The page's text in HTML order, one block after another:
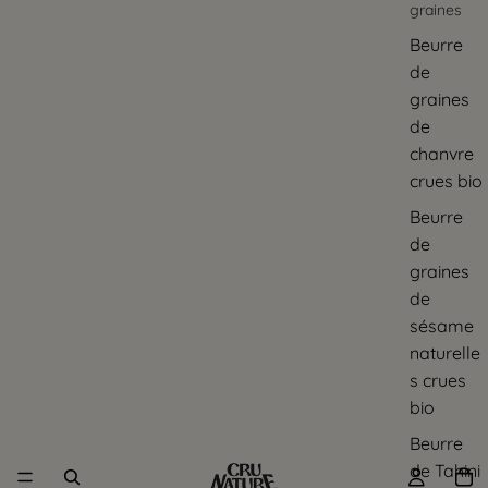
graines
Beurre
de
graines
de
chanvre
crues bio
Beurre
de
graines
de
sésame
naturelle
s crues
bio
Beurre
de Tahini